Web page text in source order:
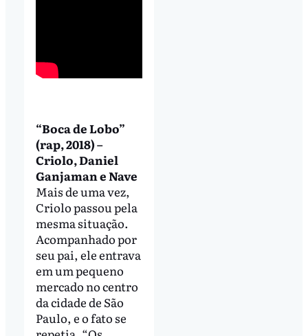
“Boca de Lobo”
(rap, 2018) –
Criolo, Daniel
Ganjaman e Nave
Mais de uma vez,
Criolo passou pela
mesma situação.
Acompanhado por
seu pai, ele entrava
em um pequeno
mercado no centro
da cidade de São
Paulo, e o fato se